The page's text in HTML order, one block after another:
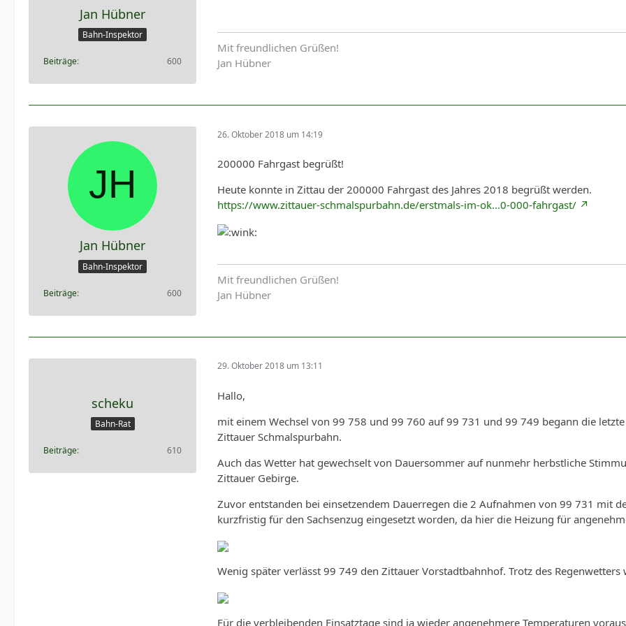
Jan Hübner
Bahn-Inspektor
Beiträge 600
Mit freundlichen Grüßen!
Jan Hübner
Jan Hübner
Bahn-Inspektor
Beiträge 600
26. Oktober 2018 um 14:19
200000 Fahrgast begrüßt!
Heute konnte in Zittau der 200000 Fahrgast des Jahres 2018 begrüßt werden.
https://www.zittauer-schmalspurbahn.de/erstmals-im-ok…0-000-fahrgast/
Mit freundlichen Grüßen!
Jan Hübner
scheku
Bahn-Rat
Beiträge 610
29. Oktober 2018 um 13:11
Hallo,
mit einem Wechsel von 99 758 und 99 760 auf 99 731 und 99 749 begann die
Zittauer Schmalspurbahn.
Auch das Wetter hat gewechselt von Dauersommer auf nunmehr herbstliche
Zittauer Gebirge.
Zuvor entstanden bei einsetzendem Dauerregen die 2 Aufnahmen von 99 731 mit
kurzfristig für den Sachsenzug eingesetzt worden, da hier die Heizung für
Wenig später verlässt 99 749 den Zittauer Vorstadtbahnhof. Trotz des
Für die verbleibenden Einsatztage sind ja wieder angenehmere Temperaturen